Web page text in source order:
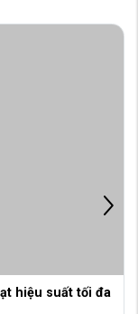
hiệu suất tối đa